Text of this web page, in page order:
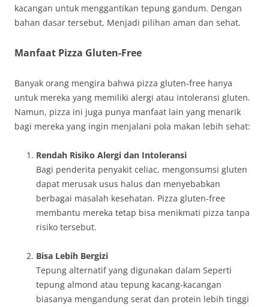
kacangan untuk menggantikan tepung gandum. Dengan
bahan dasar tersebut, Menjadi pilihan aman dan sehat.
Manfaat Pizza Gluten-Free
Banyak orang mengira bahwa pizza gluten-free hanya
untuk mereka yang memiliki alergi atau intoleransi gluten.
Namun, pizza ini juga punya manfaat lain yang menarik
bagi mereka yang ingin menjalani pola makan lebih sehat:
Rendah Risiko Alergi dan Intoleransi
Bagi penderita penyakit celiac, mengonsumsi gluten
dapat merusak usus halus dan menyebabkan
berbagai masalah kesehatan. Pizza gluten-free
membantu mereka tetap bisa menikmati pizza tanpa
risiko tersebut.
Bisa Lebih Bergizi
Tepung alternatif yang digunakan dalam Seperti
tepung almond atau tepung kacang-kacangan
biasanya mengandung serat dan protein lebih tinggi